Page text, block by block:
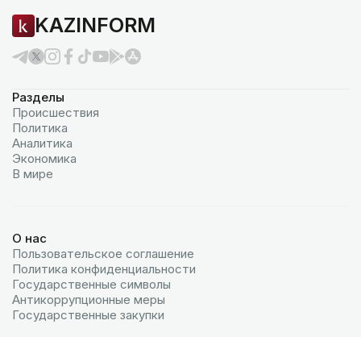
KAZINFORM
Разделы
Происшествия
Политика
Аналитика
Экономика
В мире
О нас
Пользовательское соглашение
Политика конфиденциальности
Государственные символы
Антикоррупционные меры
Государственные закупки